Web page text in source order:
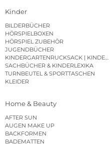
Kinder
BILDERBÜCHER
HÖRSPIELBOXEN
HÖRSPIEL ZUBEHÖR
JUGENDBÜCHER
SACHBÜCHER & KINDERLEXIKA
TURNBEUTEL & SPORTTASCHEN
KLEIDER
Home & Beauty
AFTER SUN
AUGEN MAKE UP
BACKFORMEN
BADEMATTEN